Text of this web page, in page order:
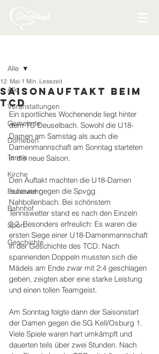
Alle
Veranstaltungen
Gemeinde
Dorfleben
Tennis
Kirche
Feuerwehr
Bahnhof
Sport
Geschichte
Alle
Saisonauftakt beim
TCD
12. Mai 1 Min. Lesezeit
Ein sportliches Wochenende liegt hinter
dem TC Deuselbach. Sowohl die U18-
Damen am Samstag als auch die
Damenmannschaft am Sonntag starteten
in die neue Saison.
Den Auftakt machten die U18-Damen
zuhause gegen die Spvgg
Nahbollenbach. Bei schönstem
Tenniswetter stand es nach den Einzeln
2:2. Besonders erfreulich: Es waren die
ersten Siege einer U18-Damenmannschaft
in der Geschichte des TCD. Nach
spannenden Doppeln mussten sich die
Mädels am Ende zwar mit 2:4 geschlagen
geben, zeigten aber eine starke Leistung
und einen tollen Teamgeist.
Am Sonntag folgte dann der Saisonstart
der Damen gegen die SG Kell/Osburg 1.
Viele Spiele waren hart umkämpft und
dauerten teils über zwei Stunden. Nach